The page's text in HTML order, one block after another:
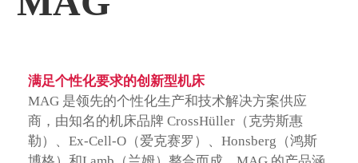
满足个性化要求的创新型机床
MAG 是领先的个性化生产和技术解决方案供应
商，由知名的机床品牌 CrossHüller（克劳斯惠
勒）、Ex-Cell-O（爱克赛罗）、Honsberg（鸿斯